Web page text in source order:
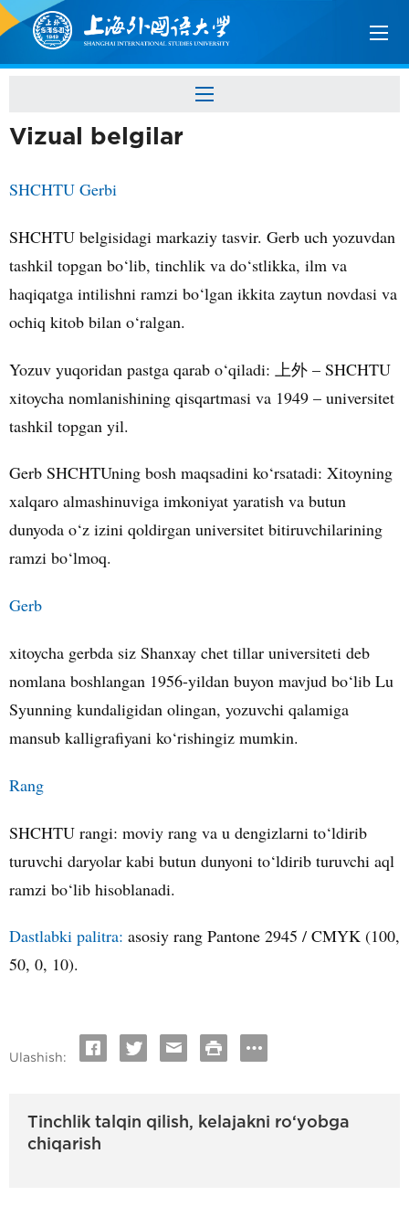
Vizual belgilar
SHCHTU Gerbi
SHCHTU belgisidagi markaziy tasvir. Gerb uch yozuvdan
tashkil topgan bo‘lib, tinchlik va do‘stlikka, ilm va
haqiqatga intilishni ramzi bo‘lgan ikkita zaytun novdasi va
ochiq kitob bilan o‘ralgan.
Yozuv yuqoridan pastga qarab o‘qiladi: 上外 – SHCHTU
xitoycha nomlanishining qisqartmasi va 1949 – universitet
tashkil topgan yil.
Gerb SHCHTUning bosh maqsadini ko‘rsatadi: Xitoyning
xalqaro almashinuviga imkoniyat yaratish va butun
dunyoda o‘z izini qoldirgan universitet bitiruvchilarining
ramzi bo‘lmoq.
Gerb
xitoycha gerbda siz Shanxay chet tillar universiteti deb
nomlana boshlangan 1956-yildan buyon mavjud bo‘lib Lu
Syunning kundaligidan olingan, yozuvchi qalamiga
mansub kalligrafiyani ko‘rishingiz mumkin.
Rang
SHCHTU rangi: moviy rang va u dengizlarni to‘ldirib
turuvchi daryolar kabi butun dunyoni to‘ldirib turuvchi aql
ramzi bo‘lib hisoblanadi.
Dastlabki palitra: asosiy rang Pantone 2945 / CMYK (100,
50, 0, 10).
Ulashish:
Tinchlik talqin qilish, kelajakni ro‘yobga
chiqarish